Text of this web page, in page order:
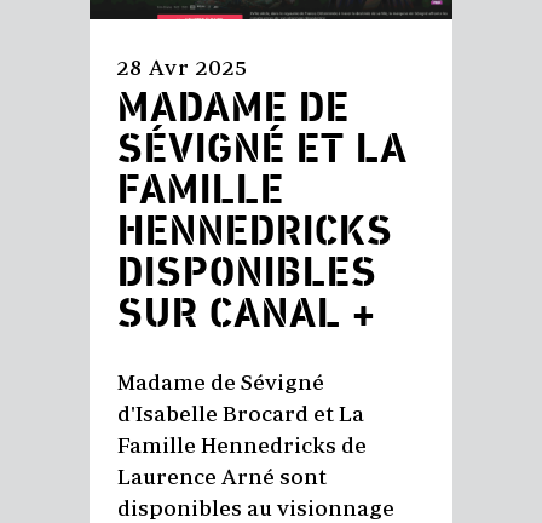
28 Avr 2025
MADAME DE
SÉVIGNÉ ET LA
FAMILLE
HENNEDRICKS
DISPONIBLES
SUR CANAL +
Madame de Sévigné
d'Isabelle Brocard et La
Famille Hennedricks de
Laurence Arné sont
disponibles au visionnage